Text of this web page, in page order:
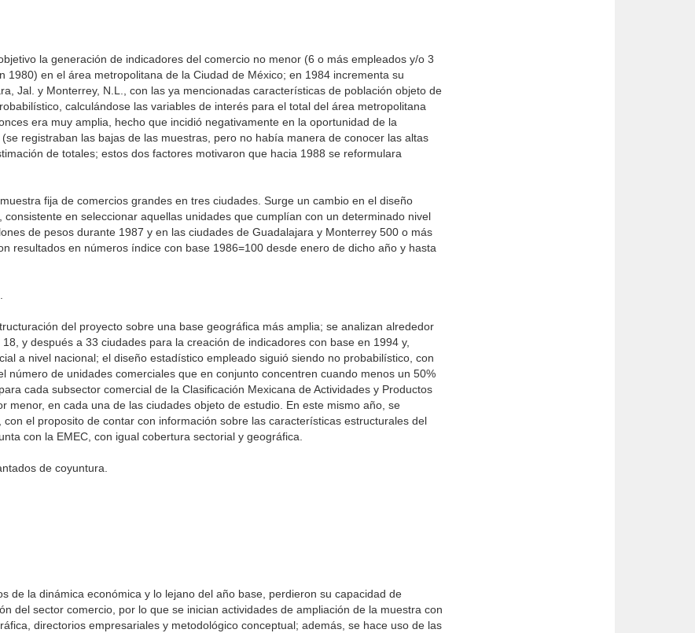
la generación de indicadores del comercio no menor (6 o más empleados y/o 3
1980) en el área metropolitana de la Ciudad de México; en 1984 incrementa su
Jal. y Monterrey, N.L., con las ya mencionadas características de población objeto de
calculándose las variables de interés para el total del área metropolitana
era muy amplia, hecho que incidió negativamente en la oportunidad de la
registraban las bajas de las muestras, pero no había manera de conocer las altas
de totales; estos dos factores motivaron que hacia 1988 se reformulara
fija de comercios grandes en tres ciudades. Surge un cambio en el diseño
en seleccionar aquellas unidades que cumplían con un determinado nivel
de pesos durante 1987 y en las ciudades de Guadalajara y Monterrey 500 o más
resultados en números índice con base 1986=100 desde enero de dicho año y hasta
del proyecto sobre una base geográfica más amplia; se analizan alrededor
y después a 33 ciudades para la creación de indicadores con base en 1994 y,
a nivel nacional; el diseño estadístico empleado siguió siendo no probabilístico, con
número de unidades comerciales que en conjunto concentren cuando menos un 50%
cada subsector comercial de la Clasificación Mexicana de Actividades y Productos
menor, en cada una de las ciudades objeto de estudio. En este mismo año, se
el proposito de contar con información sobre las características estructurales del
con la EMEC, con igual cobertura sectorial y geográfica.
de coyuntura.
de la dinámica económica y lo lejano del año base, perdieron su capacidad de
del sector comercio, por lo que se inician actividades de ampliación de la muestra con
directorios empresariales y metodológico conceptual; además, se hace uso de las